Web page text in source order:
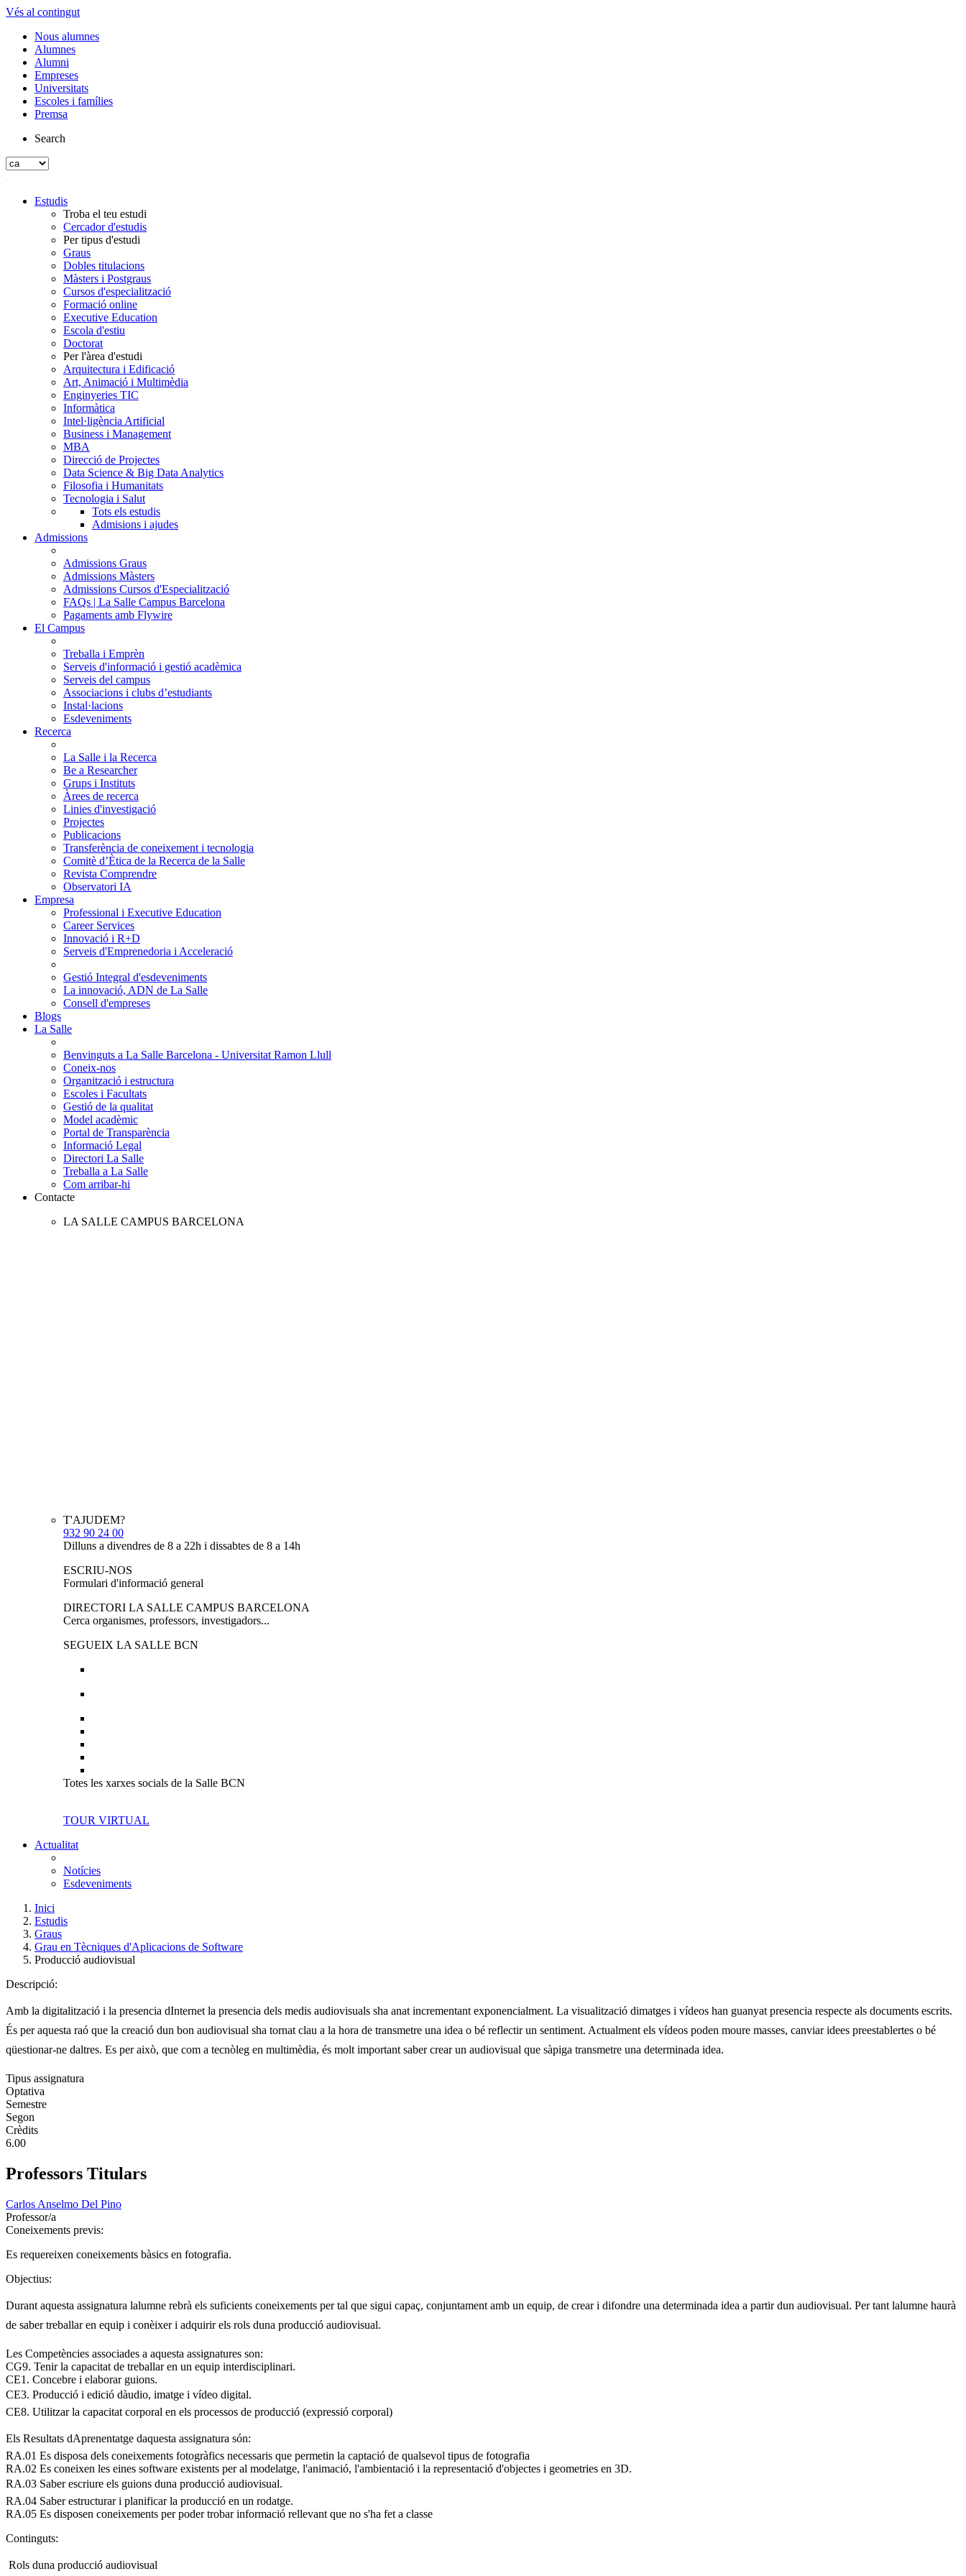
Vés al contingut
Nous alumnes
Alumnes
Alumni
Empreses
Universitats
Escoles i famílies
Premsa
Search
Estudis
Troba el teu estudi
Cercador d'estudis
Per tipus d'estudi
Graus
Dobles titulacions
Màsters i Postgraus
Cursos d'especialització
Formació online
Executive Education
Escola d'estiu
Doctorat
Per l'àrea d'estudi
Arquitectura i Edificació
Art, Animació i Multimèdia
Enginyeries TIC
Informàtica
Intel·ligència Artificial
Business i Management
MBA
Direcció de Projectes
Data Science & Big Data Analytics
Filosofia i Humanitats
Tecnologia i Salut
Tots els estudis
Admisions i ajudes
Admissions
Admissions Graus
Admissions Màsters
Admissions Cursos d'Especialització
FAQs | La Salle Campus Barcelona
Pagaments amb Flywire
El Campus
Treballa i Emprèn
Serveis d'informació i gestió acadèmica
Serveis del campus
Associacions i clubs d’estudiants
Instal·lacions
Esdeveniments
Recerca
La Salle i la Recerca
Be a Researcher
Grups i Instituts
Àrees de recerca
Linies d'investigació
Projectes
Publicacions
Transferència de coneixement i tecnologia
Comitè d’Ètica de la Recerca de la Salle
Revista Comprendre
Observatori IA
Empresa
Professional i Executive Education
Career Services
Innovació i R+D
Serveis d'Emprenedoria i Acceleració
Gestió Integral d'esdeveniments
La innovació, ADN de La Salle
Consell d'empreses
Blogs
La Salle
Benvinguts a La Salle Barcelona - Universitat Ramon Llull
Coneix-nos
Organització i estructura
Escoles i Facultats
Gestió de la qualitat
Model acadèmic
Portal de Transparència
Informació Legal
Directori La Salle
Treballa a La Salle
Com arribar-hi
Contacte
LA SALLE CAMPUS BARCELONA
T'AJUDEM?
932 90 24 00
Dilluns a divendres de 8 a 22h i dissabtes de 8 a 14h
ESCRIU-NOS
Formulari d'informació general
DIRECTORI LA SALLE CAMPUS BARCELONA
Cerca organismes, professors, investigadors...
SEGUEIX LA SALLE BCN
Totes les xarxes socials de la Salle BCN
TOUR VIRTUAL
Actualitat
Notícies
Esdeveniments
Inici
Estudis
Graus
Grau en Tècniques d'Aplicacions de Software
Producció audiovisual
Descripció:
Amb la digitalització i la presencia dInternet la presencia dels medis audiovisuals sha anat incrementant exponencialment. La visualització dimatges i vídeos han guanyat presencia respecte als documents escrits.
És per aquesta raó que la creació dun bon audiovisual sha tornat clau a la hora de transmetre una idea o bé reflectir un sentiment. Actualment els vídeos poden moure masses, canviar idees preestablertes o bé
qüestionar-ne daltres. Es per això, que com a tecnòleg en multimèdia, és molt important saber crear un audiovisual que sàpiga transmetre una determinada idea.
Tipus assignatura
Optativa
Semestre
Segon
Crèdits
6.00
Professors Titulars
Carlos Anselmo Del Pino
Professor/a
Coneixements previs:
Es requereixen coneixements bàsics en fotografia.
Objectius:
Durant aquesta assignatura lalumne rebrà els suficients coneixements per tal que sigui capaç, conjuntament amb un equip, de crear i difondre una determinada idea a partir dun audiovisual. Per tant lalumne haurà
de saber treballar en equip i conèixer i adquirir els rols duna producció audiovisual.
Les Competències associades a aquesta assignatures son:
CG9. Tenir la capacitat de treballar en un equip interdisciplinari.
CE1. Concebre i elaborar guions.
CE3. Producció i edició dàudio, imatge i vídeo digital.
CE8. Utilitzar la capacitat corporal en els processos de producció (expressió corporal)
Els Resultats dAprenentatge daquesta assignatura són:
RA.01 Es disposa dels coneixements fotogràfics necessaris que permetin la captació de qualsevol tipus de fotografia
RA.02 Es coneixen les eines software existents per al modelatge, l'animació, l'ambientació i la representació d'objectes i geometries en 3D.
RA.03 Saber escriure els guions duna producció audiovisual.
RA.04 Saber estructurar i planificar la producció en un rodatge.
RA.05 Es disposen coneixements per poder trobar informació rellevant que no s'ha fet a classe
Continguts:
 Rols duna producció audiovisual